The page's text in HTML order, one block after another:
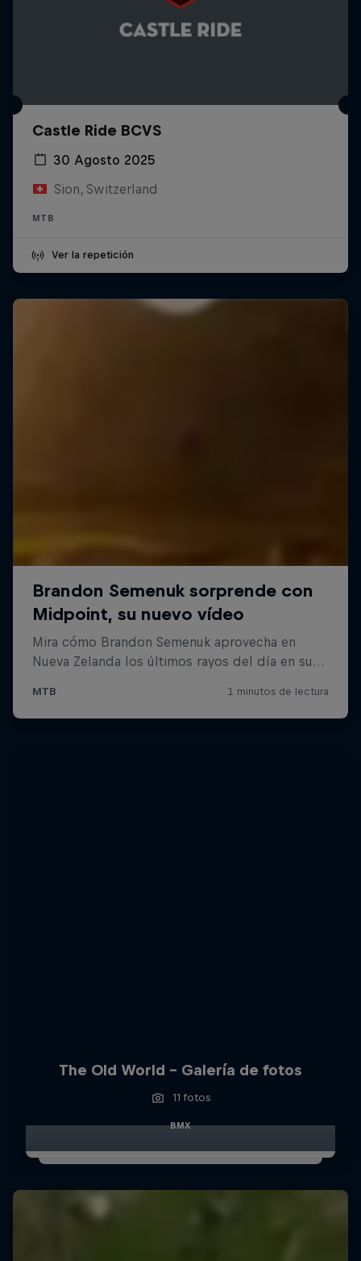
Castle Ride BCVS
30 Agosto 2025
Sion, Switzerland
MTB
Ver la repetición
The Old World – Galería de fotos
11 fotos
BMX